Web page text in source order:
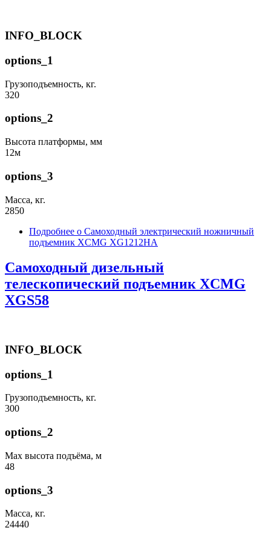
INFO_BLOCK
options_1
Грузоподъемность, кг.
320
options_2
Высота платформы, мм
12м
options_3
Масса, кг.
2850
Подробнее о Самоходный электрический ножничный
подъемник XCMG XG1212HA
Самоходный дизельный
телескопический подъемник XCMG
XGS58
INFO_BLOCK
options_1
Грузоподъемность, кг.
300
options_2
Max высота подъёма, м
48
options_3
Масса, кг.
24440